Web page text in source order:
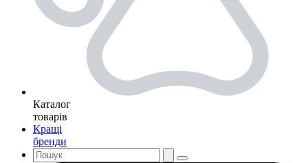
Каталог
товарів
Кращі
бренди